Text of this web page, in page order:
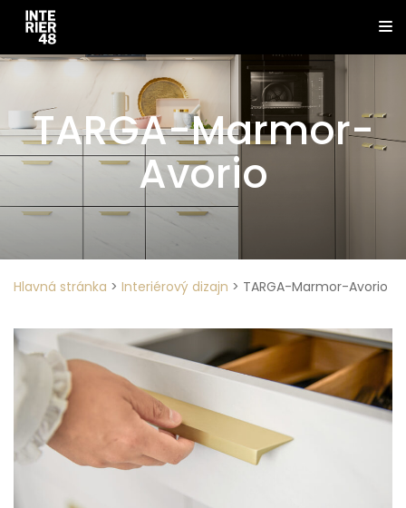
TARGA-Marmor-
Avorio
Hlavná stránka > Interiérový dizajn > TARGA-Marmor-Avorio